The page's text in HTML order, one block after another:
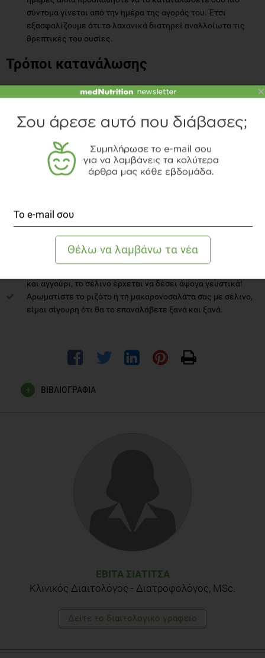
σύντομα γίνεται από την ημέρα της αγοράς του. Έτσι
εξασφαλίζουμε ότι το λαχανικά διατηρεί αναλλοίωτα τις
θρεπτικές του ουσίες.
Τρόποι κατανάλωσης
Ευτυχώς το σέλινο μπορεί εύκολα να ενταχθεί στη διατροφή μας
σας προτείνουμε μερικούς τρόπους να το καταναλώσετε:
Ο εύκολος και γρήγορος τρόπος είναι να καταναλωθεί ωμό
ή βρασμένο στον ατμό.
Προσθέστε το σε smoothie και χυμούς. Εκτός από ωραίο
χρώμα θα δώσει επιπλέον βιταμίνες στο ρόφημά σας.
μαζί με ένα ελαφρύ ντιπ γιαουρτιού.
σαλάτα, για σαλάτα λάχανο-καρότο (την γνωστή μας πολίτικη
σαλάτα όπου το σέλινο πρωταγωνιστεί και δίνει εκείνη την
και αγγούρι, το σέλινο έρχεται να δέσει άψογα γευστικά!
Αρωματίστε το ριζότο ή τη μακαρονοσαλάτα σας με σέλινο,
είμαι σίγουρη ότι θα το επαναλάβετε ξανά και ξανά.
ΒΙΒΛΙΟΓΡΑΦΙΑ
Maryam Hassanpour Moghadam, Mohsen Imenshahidi,
Seyed Ahmad Mohajeri, Antihypertensive Effect of Celery
Food. 2013 Jun; 16(6): 558–563
ΕΒΊΤΑ ΣΙΑΤΊΤΣΑ
Κλινικός Διαιτολόγος - Διατροφολόγος, MSc.
Δείτε το διαιτολογικό γραφείο
×